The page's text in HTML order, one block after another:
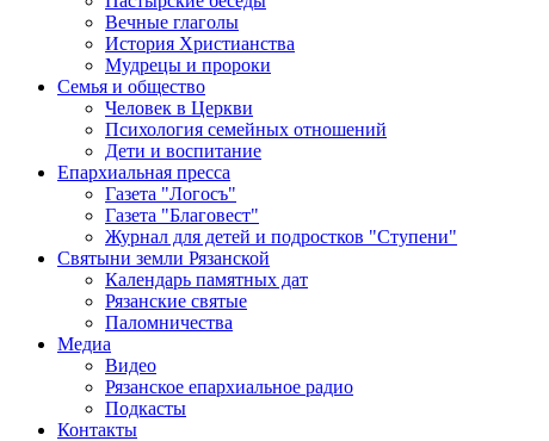
Вечные глаголы
История Христианства
Мудрецы и пророки
Семья и общество
Человек в Церкви
Психология семейных отношений
Дети и воспитание
Епархиальная пресса
Газета "Логосъ"
Газета "Благовест"
Журнал для детей и подростков "Ступени"
Святыни земли Рязанской
Календарь памятных дат
Рязанские святые
Паломничества
Медиа
Видео
Рязанское епархиальное радио
Подкасты
Контакты